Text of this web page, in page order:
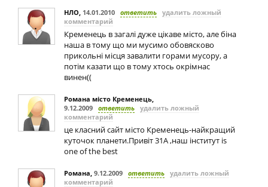
НЛО, 14.01.2010 ответить удалить ложный
комментарий
Кременець в загалі дуже цікаве місто, але біна
наша в тому що ми мусимо обовяcково
прикольні місця завалити горами мусору, а
потім казати що в тому хтось окрімнас
винен((
Романа місто Кременець,
9.12.2009 ответить удалить ложный
комментарий
це класний сайт місто Кременець-найкращий
куточок планети.Привіт 31А ,наш інститут is
one of the best
Романа, 9.12.2009 ответить удалить ложный
комментарий